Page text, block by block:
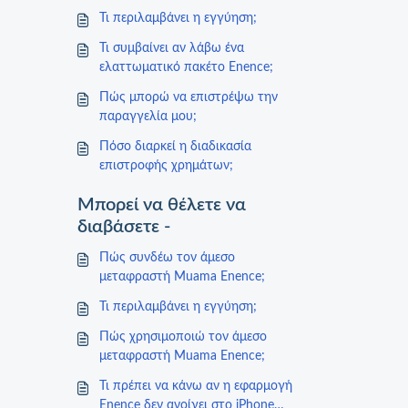
Τι περιλαμβάνει η εγγύηση;
Τι συμβαίνει αν λάβω ένα
ελαττωματικό πακέτο Enence;
Πώς μπορώ να επιστρέψω την
παραγγελία μου;
Πόσο διαρκεί η διαδικασία
επιστροφής χρημάτων;
Μπορεί να θέλετε να
διαβάσετε -
Πώς συνδέω τον άμεσο
μεταφραστή Muama Enence;
Τι περιλαμβάνει η εγγύηση;
Πώς χρησιμοποιώ τον άμεσο
μεταφραστή Muama Enence;
Τι πρέπει να κάνω αν η εφαρμογή
Enence δεν ανοίγει στο iPhone